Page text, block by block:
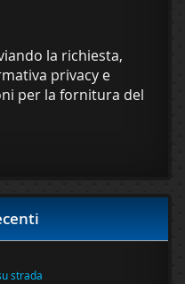
la richiesta,
privacy e
per la fornitura del
strada